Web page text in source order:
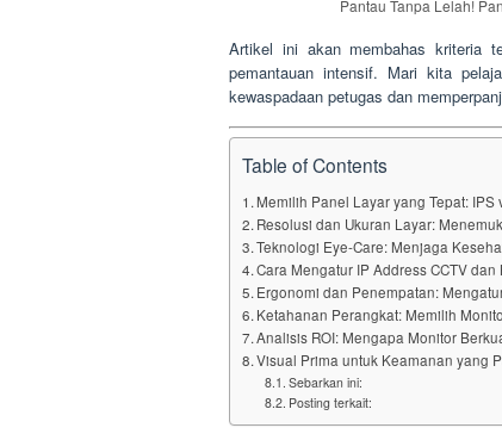
Pantau Tanpa Lelah!
Artikel ini akan membahas kriteria
pemantauan intensif. Mari kita
kewaspadaan petugas dan
Table of Contents
Memilih Panel Layar yang Tepat: IPS
Resolusi dan Ukuran Layar:
Teknologi Eye-Care: Menjaga
Cara Mengatur IP Address CCTV
Ergonomi dan Penempatan:
Ketahanan Perangkat: Memilih
Analisis ROI: Mengapa Monitor
Visual Prima untuk Keamanan yang
Sebarkan ini:
Posting terkait: